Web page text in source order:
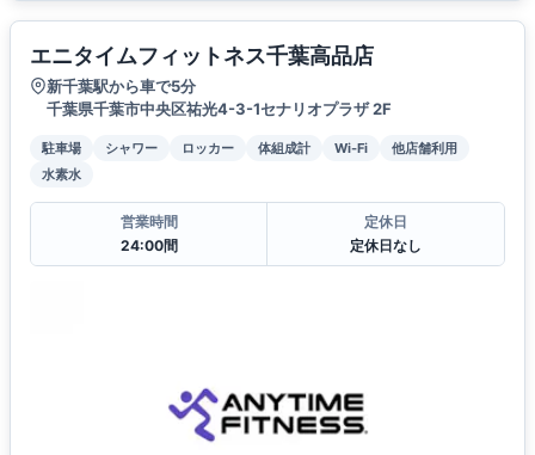
エニタイムフィットネス千葉高品店
新千葉駅から車で5分
千葉県千葉市中央区祐光4-3-1セナリオプラザ 2F
駐車場 シャワー ロッカー 体組成計 Wi-Fi
他店舗利用
水素水
営業時間
24:00間
定休日
定休日なし